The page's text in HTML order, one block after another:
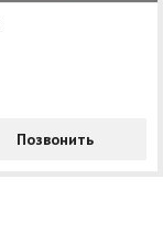
Позвонить